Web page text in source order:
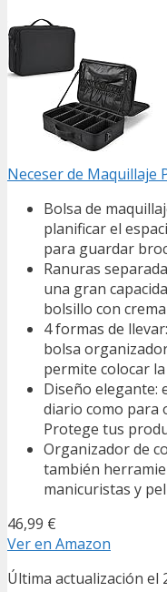
Neceser de Maquillaje
Bolsa de
planificar el
para guardar
Ranuras
una gran
bolsillo con
4 formas de
bolsa
permite colocar
Diseño elegante:
diario como para
Protege tus
Organizador de
también
manicuristas y
46,99 €
Ver en Amazon
Última actualización el